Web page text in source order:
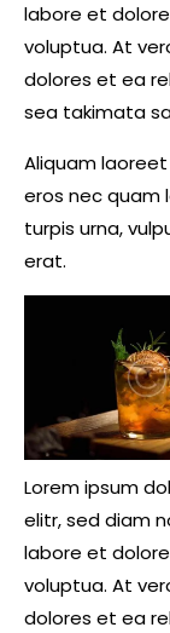
labore et
voluptua. At
dolores et ea
sea takimata
Aliquam
eros nec quam
turpis urna,
erat.
Lorem ipsum
elitr, sed diam
labore et
voluptua. At
dolores et ea